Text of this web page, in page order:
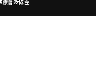
普及協会